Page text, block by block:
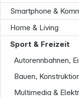
Smartphone &
Home & Living
Sport & Freizeit
Autorennbahnen,
Bauen,
Multimedia &
Service